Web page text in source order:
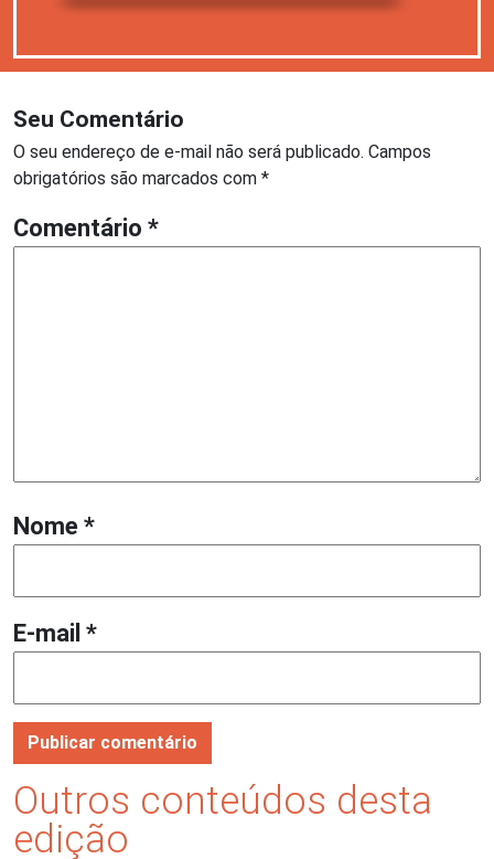
Seu Comentário
O seu endereço de e-mail não será publicado. Campos
obrigatórios são marcados com *
Comentário *
Nome *
E-mail *
Outros conteúdos desta
edição